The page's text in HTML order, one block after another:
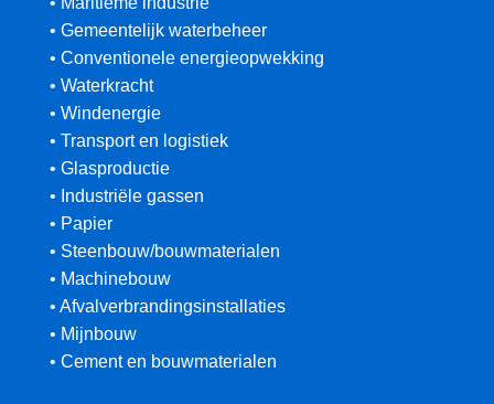
• Gemeentelijk waterbeheer
• Conventionele energieopwekking
• Waterkracht
• Windenergie
• Transport en logistiek
• Glasproductie
• Industriële gassen
• Papier
• Steenbouw/bouwmaterialen
• Machinebouw
• Afvalverbrandingsinstallaties
• Mijnbouw
• Cement en bouwmaterialen